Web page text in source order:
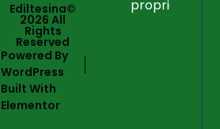
Ediltesina©
2026 All
Rights
Reserved
Powered By
WordPress
Built With
Elementor
proprietà